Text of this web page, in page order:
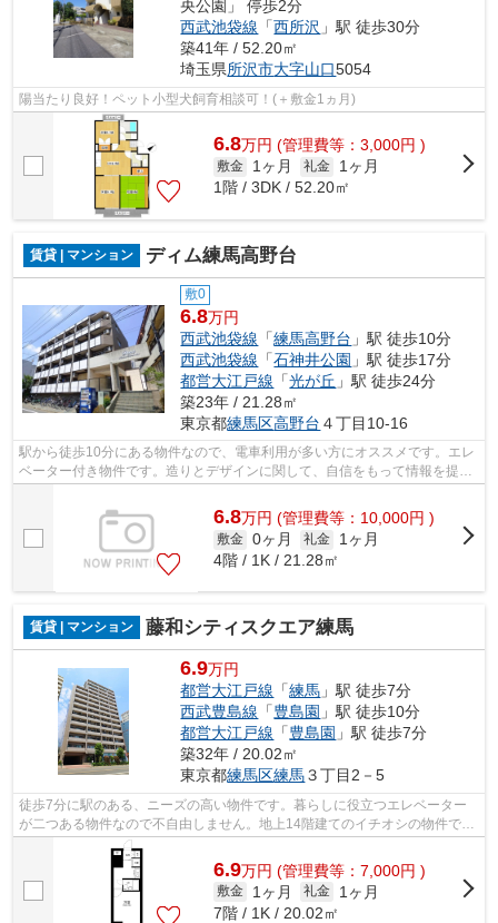
央公園」 停歩2分
西武池袋線 「西所沢 」駅 徒歩30分
築41年 / 52.20㎡
埼玉県所沢市大字山口5054
陽当たり良好！ペット小型犬飼育相談可！(＋敷金1ヵ月)
6.8万円 (管理費等：3,000円 )
敷金 1ヶ月 礼金
1ヶ月
1階 / 3DK / 52.20㎡
賃貸 | マンション ディム練馬高野台
敷0
6.8万円
西武池袋線 「練馬高野台 」駅 徒歩10分
西武池袋線 「石神井公園 」駅 徒歩17分
都営大江戸線 「光が丘 」駅 徒歩24分
築23年 / 21.28㎡
東京都練馬区高野台 ４丁目10-16
駅から徒歩10分にある物件なので、電車利用が多い方にオススメです。エレ
ベーター付き物件です。造りとデザインに関して、自信をもって情報を提供
6.8万円 (管理費等：10,000円 )
敷金 0ヶ月 礼金
1ヶ月
4階 / 1K / 21.28㎡
賃貸 | マンション 藤和シティスクエア練馬
6.9万円
都営大江戸線 「練馬 」駅 徒歩7分
西武豊島線 「豊島園 」駅 徒歩10分
都営大江戸線 「豊島園 」駅 徒歩7分
築32年 / 20.02㎡
東京都練馬区練馬３丁目2－5
徒歩7分に駅のある、ニーズの高い物件です。暮らしに役立つエレベーター
が二つある物件なので不自由しません。地上14階建てのイチオシの物件で
す。造りとデザインに関して、自信をもっ...
6.9万円 (管理費等：7,000円 )
敷金 1ヶ月 礼金
1ヶ月
7階 / 1K / 20.02㎡